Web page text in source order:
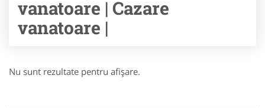
vanatoare | Cazare
vanatoare |
Nu sunt rezultate pentru afişare.